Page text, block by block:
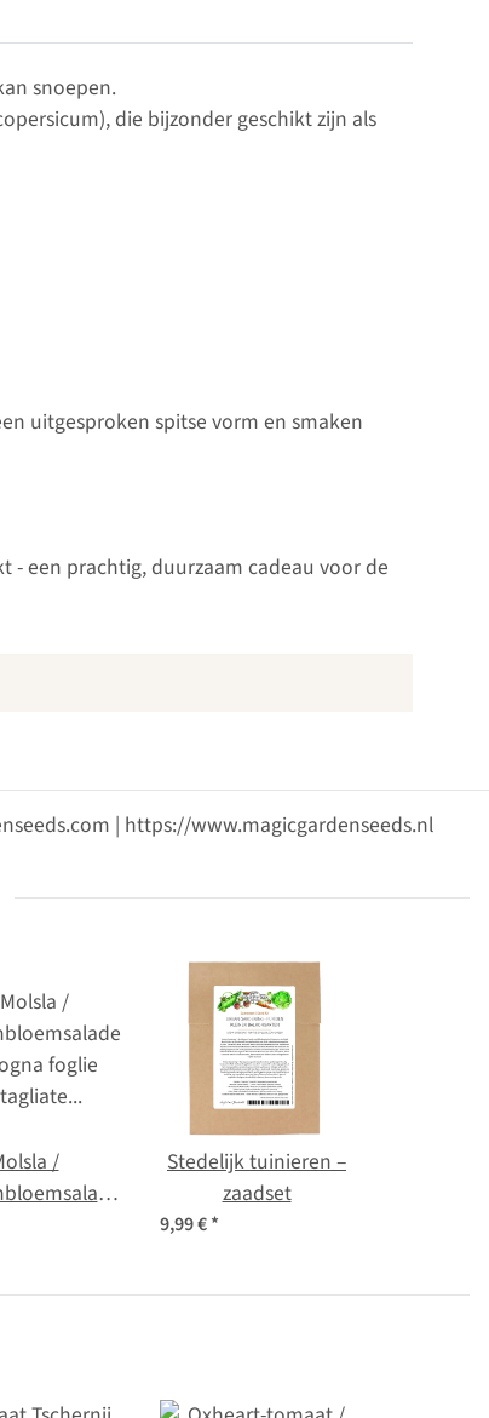
snoepen.
die bijzonder geschikt zijn als
uitgesproken spitse vorm en smaken
- een prachtig, duurzaam cadeau voor de
| https://www.magicgardenseeds.nl
/
foglie
intybus
Stedelijk tuinieren –
zaadset
9,99 €*